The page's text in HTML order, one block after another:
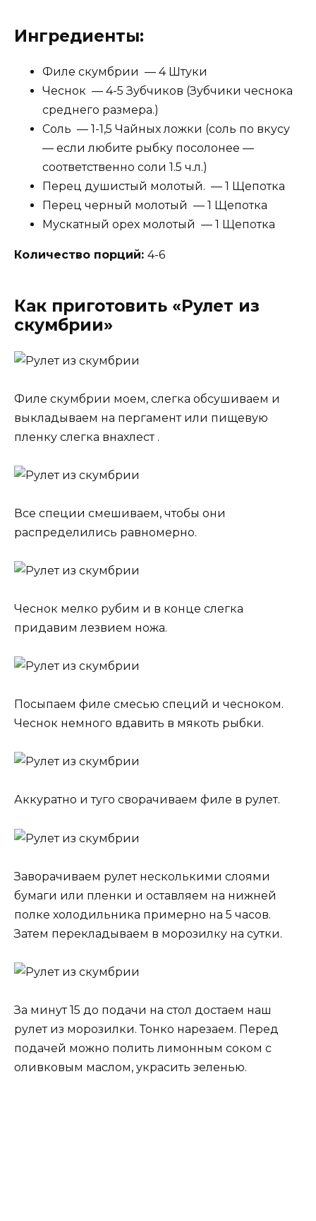
Ингредиенты:
Филе скумбрии — 4 Штуки
Чеснок — 4-5 Зубчиков (Зубчики чеснока
среднего размера.)
Соль — 1-1,5 Чайных ложки (соль по вкусу
— если любите рыбку посолонее —
соответственно соли 1.5 ч.л.)
Перец душистый молотый. — 1 Щепотка
Перец черный молотый — 1 Щепотка
Мускатный орех молотый — 1 Щепотка
Количество порций: 4-6
Как приготовить «Рулет из
скумбрии»
Филе скумбрии моем, слегка обсушиваем и
выкладываем на пергамент или пищевую
пленку слегка внахлест .
Все специи смешиваем, чтобы они
распределились равномерно.
Чеснок мелко рубим и в конце слегка
придавим лезвием ножа.
Посыпаем филе смесью специй и чесноком.
Чеснок немного вдавить в мякоть рыбки.
Аккуратно и туго сворачиваем филе в рулет.
Заворачиваем рулет несколькими слоями
бумаги или пленки и оставляем на нижней
полке холодильника примерно на 5 часов.
Затем перекладываем в морозилку на сутки.
За минут 15 до подачи на стол достаем наш
рулет из морозилки. Тонко нарезаем. Перед
подачей можно полить лимонным соком с
оливковым маслом, украсить зеленью.